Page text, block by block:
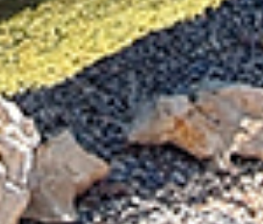
séries